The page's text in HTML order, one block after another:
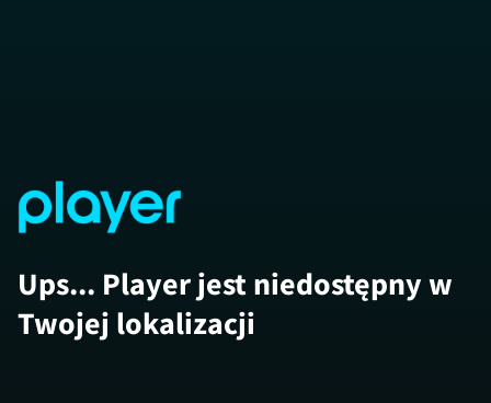
Ups... Player jest niedostępny w
Twojej lokalizacji